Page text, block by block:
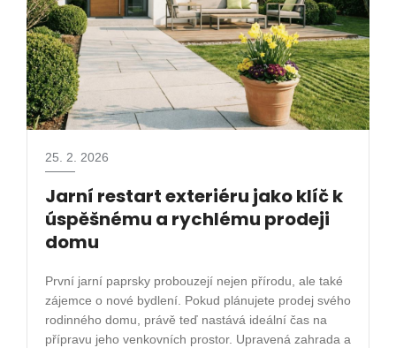
25. 2. 2026
Jarní restart exteriéru jako klíč k
úspěšnému a rychlému prodeji
domu
První jarní paprsky probouzejí nejen přírodu, ale také
zájemce o nové bydlení. Pokud plánujete prodej svého
rodinného domu, právě teď nastává ideální čas na
přípravu jeho venkovních prostor. Upravená zahrada a